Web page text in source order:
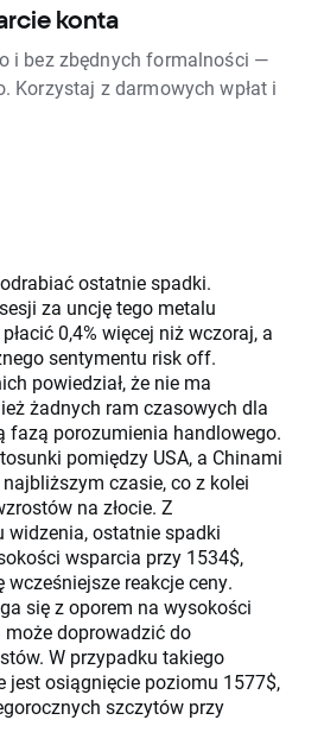
konta
i bez zbędnych formalności —
Korzystaj z darmowych wpłat i
ostatnie spadki.
za uncję tego metalu
0,4% więcej niż wczoraj, a
sentymentu risk off.
powiedział, że nie ma
żadnych ram czasowych dla
fazą porozumienia handlowego.
pomiędzy USA, a Chinami
czasie, co z kolei
na złocie. Z
widzenia, ostatnie spadki
wsparcia przy 1534$,
wcześniejsze reakcje ceny.
się z oporem na wysokości
doprowadzić do
W przypadku takiego
jest osiągnięcie poziomu 1577$,
szczytów przy